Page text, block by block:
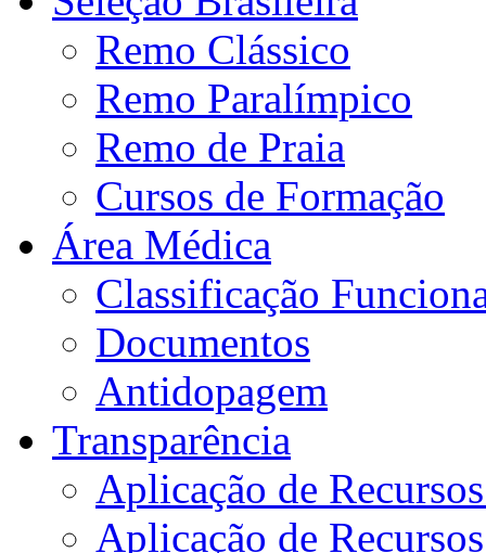
Remo Clássico
Remo Paralímpico
Remo de Praia
Cursos de Formação
Área Médica
Classificação
Documentos
Antidopagem
Transparência
Aplicação de
Aplicação de